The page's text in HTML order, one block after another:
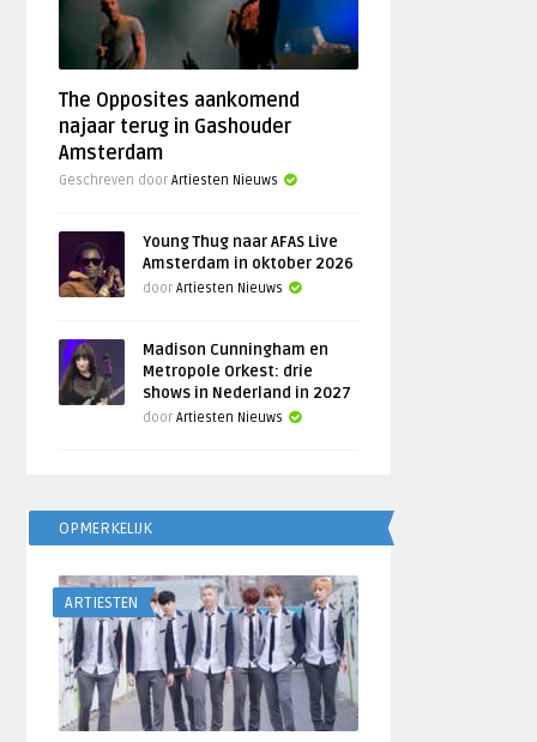
The Opposites aankomend
najaar terug in Gashouder
Amsterdam
Geschreven doorArtiesten Nieuws
Young Thug naar AFAS Live
Amsterdam in oktober 2026
doorArtiesten Nieuws
Madison Cunningham en
Metropole Orkest: drie
shows in Nederland in 2027
doorArtiesten Nieuws
OPMERKELIJK
ARTIESTEN